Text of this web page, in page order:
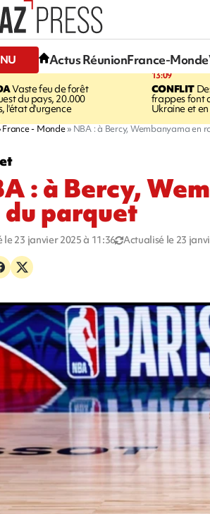
Actus RéunionFrance-Monde
Vaste feu de forêt
du pays, 20.000
l'état d'urgence
13:09
CONFLIT
frappes font
Ukraine et en
France - Monde NBA : à Bercy, Wembanyama en
: à Bercy,
parquet
le 23 janvier 2025 à 11:36 Actualisé le 23